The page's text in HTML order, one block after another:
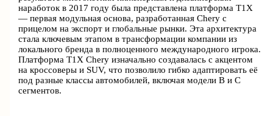
наработок в 2017 году была представлена платформа T1X
— первая модульная основа, разработанная Chery с
прицелом на экспорт и глобальные рынки. Эта архитектура
стала ключевым этапом в трансформации компании из
локального бренда в полноценного международного игрока.
Платформа T1X Chery изначально создавалась с акцентом
на кроссоверы и SUV, что позволило гибко адаптировать её
под разные классы автомобилей, включая модели B и C
сегментов.